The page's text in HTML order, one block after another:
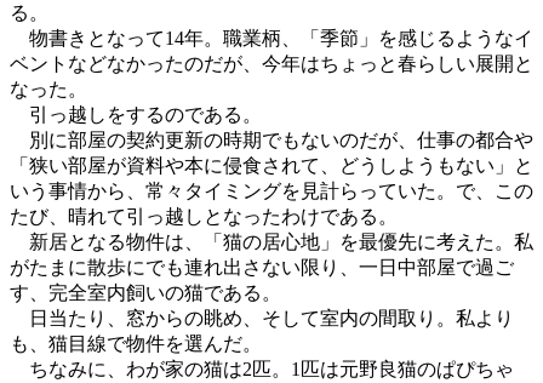
る。
物書きとなって14年。職業柄、「季節」を感じるようなイ
ベントなどなかったのだが、今年はちょっと春らしい展開と
なった。
引っ越しをするのである。
別に部屋の契約更新の時期でもないのだが、仕事の都合や
「狭い部屋が資料や本に侵食されて、どうしようもない」と
いう事情から、常々タイミングを見計らっていた。で、この
たび、晴れて引っ越しとなったわけである。
新居となる物件は、「猫の居心地」を最優先に考えた。私
がたまに散歩にでも連れ出さない限り、一日中部屋で過ご
す、完全室内飼いの猫である。
日当たり、窓からの眺め、そして室内の間取り。私より
も、猫目線で物件を選んだ。
ちなみに、わが家の猫は2匹。1匹は元野良猫のぱぴちゃ